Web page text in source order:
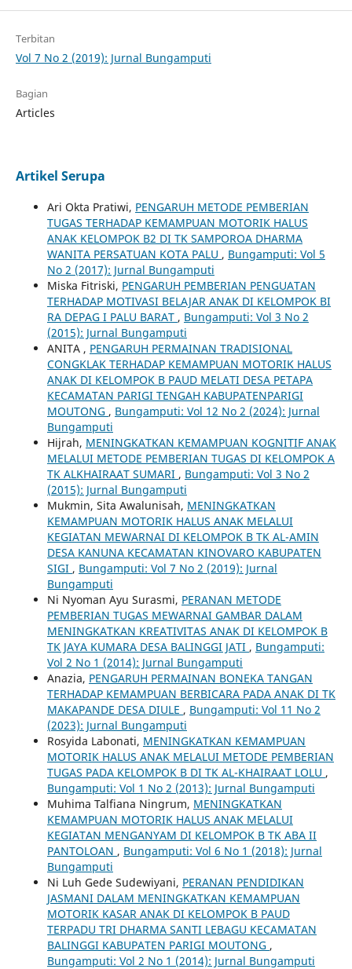
Terbitan
Vol 7 No 2 (2019): Jurnal Bungamputi
Bagian
Articles
Artikel Serupa
Ari Okta Pratiwi, PENGARUH METODE PEMBERIAN
TUGAS TERHADAP KEMAMPUAN MOTORIK HALUS
ANAK KELOMPOK B2 DI TK SAMPOROA DHARMA
WANITA PERSATUAN KOTA PALU , Bungamputi: Vol 5
No 2 (2017): Jurnal Bungamputi
Miska Fitriski, PENGARUH PEMBERIAN PENGUATAN
TERHADAP MOTIVASI BELAJAR ANAK DI KELOMPOK BI
RA DEPAG I PALU BARAT , Bungamputi: Vol 3 No 2
(2015): Jurnal Bungamputi
ANITA , PENGARUH PERMAINAN TRADISIONAL
CONGKLAK TERHADAP KEMAMPUAN MOTORIK HALUS
ANAK DI KELOMPOK B PAUD MELATI DESA PETAPA
KECAMATAN PARIGI TENGAH KABUPATENPARIGI
MOUTONG , Bungamputi: Vol 12 No 2 (2024): Jurnal
Bungamputi
Hijrah, MENINGKATKAN KEMAMPUAN KOGNITIF ANAK
MELALUI METODE PEMBERIAN TUGAS DI KELOMPOK A
TK ALKHAIRAAT SUMARI , Bungamputi: Vol 3 No 2
(2015): Jurnal Bungamputi
Mukmin, Sita Awalunisah, MENINGKATKAN
KEMAMPUAN MOTORIK HALUS ANAK MELALUI
KEGIATAN MEWARNAI DI KELOMPOK B TK AL-AMIN
DESA KANUNA KECAMATAN KINOVARO KABUPATEN
SIGI , Bungamputi: Vol 7 No 2 (2019): Jurnal
Bungamputi
Ni Nyoman Ayu Surasmi, PERANAN METODE
PEMBERIAN TUGAS MEWARNAI GAMBAR DALAM
MENINGKATKAN KREATIVITAS ANAK DI KELOMPOK B
TK JAYA KUMARA DESA BALINGGI JATI , Bungamputi:
Vol 2 No 1 (2014): Jurnal Bungamputi
Anazia, PENGARUH PERMAINAN BONEKA TANGAN
TERHADAP KEMAMPUAN BERBICARA PADA ANAK DI TK
MAKAPANDE DESA DIULE , Bungamputi: Vol 11 No 2
(2023): Jurnal Bungamputi
Rosyida Labonati, MENINGKATKAN KEMAMPUAN
MOTORIK HALUS ANAK MELALUI METODE PEMBERIAN
TUGAS PADA KELOMPOK B DI TK AL-KHAIRAAT LOLU ,
Bungamputi: Vol 1 No 2 (2013): Jurnal Bungamputi
Muhima Talfiana Ningrum, MENINGKATKAN
KEMAMPUAN MOTORIK HALUS ANAK MELALUI
KEGIATAN MENGANYAM DI KELOMPOK B TK ABA II
PANTOLOAN , Bungamputi: Vol 6 No 1 (2018): Jurnal
Bungamputi
Ni Luh Gede Sudewiyani, PERANAN PENDIDIKAN
JASMANI DALAM MENINGKATKAN KEMAMPUAN
MOTORIK KASAR ANAK DI KELOMPOK B PAUD
TERPADU TRI DHARMA SANTI LEBAGU KECAMATAN
BALINGGI KABUPATEN PARIGI MOUTONG ,
Bungamputi: Vol 2 No 1 (2014): Jurnal Bungamputi